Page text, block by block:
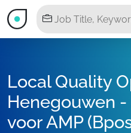
Local Quality
Henegouwen
voor AMP